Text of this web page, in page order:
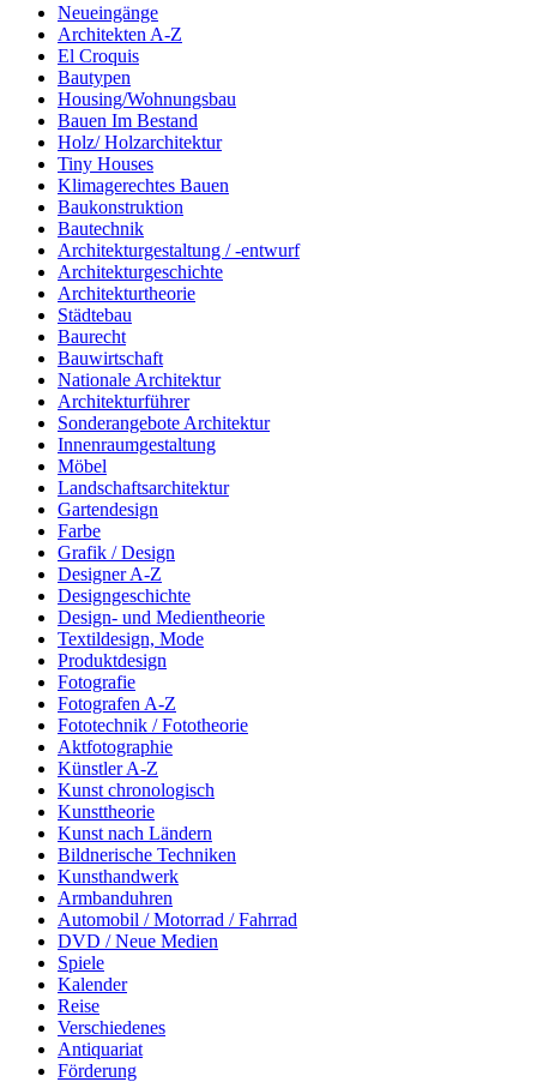
Neueingänge
Architekten A-Z
El Croquis
Bautypen
Housing/Wohnungsbau
Bauen Im Bestand
Holz/ Holzarchitektur
Tiny Houses
Klimagerechtes Bauen
Baukonstruktion
Bautechnik
Architekturgestaltung / -entwurf
Architekturgeschichte
Architekturtheorie
Städtebau
Baurecht
Bauwirtschaft
Nationale Architektur
Architekturführer
Sonderangebote Architektur
Innenraumgestaltung
Möbel
Landschaftsarchitektur
Gartendesign
Farbe
Grafik / Design
Designer A-Z
Designgeschichte
Design- und Medientheorie
Textildesign, Mode
Produktdesign
Fotografie
Fotografen A-Z
Fototechnik / Fototheorie
Aktfotographie
Künstler A-Z
Kunst chronologisch
Kunsttheorie
Kunst nach Ländern
Bildnerische Techniken
Kunsthandwerk
Armbanduhren
Automobil / Motorrad / Fahrrad
DVD / Neue Medien
Spiele
Kalender
Reise
Verschiedenes
Antiquariat
Förderung